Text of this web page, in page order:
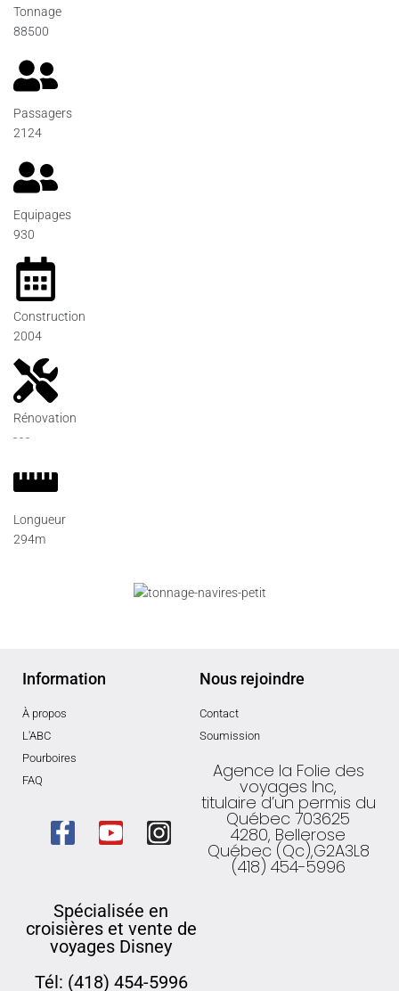
Tonnage
88500
Passagers
2124
Equipages
930
Construction
2004
Rénovation
- - -
Longueur
294m
Information
À propos
L'ABC
Pourboires
FAQ
Nous rejoindre
Contact
Soumission
Agence la Folie des
voyages Inc,
titulaire d’un permis du
Québec 703625
4280, Bellerose
Québec (Qc),G2A3L8
(418) 454-5996
Spécialisée en
croisières et vente de
voyages Disney
Tél: (418) 454-5996